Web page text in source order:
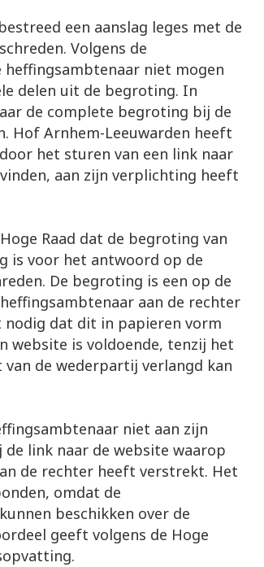
een aanslag leges met de
Volgens de
heffingsambtenaar niet mogen
delen uit de begroting. In
de complete begroting bij de
Hof Arnhem-Leeuwarden heeft
het sturen van een link naar
aan zijn verplichting heeft
Raad dat de begroting van
is voor het antwoord op de
De begroting is een op de
aan de rechter
dat dit in papieren vorm
website is voldoende, tenzij het
de wederpartij verlangd kan
niet aan zijn
link naar de website waarop
de rechter heeft verstrekt. Het
omdat de
beschikken over de
geeft volgens de Hoge